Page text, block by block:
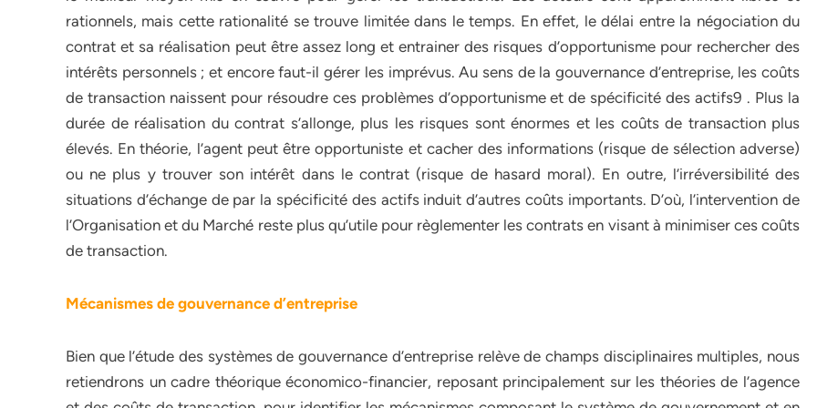
rationnels, mais cette rationalité se trouve limitée dans le temps. En effet, le délai entre la négociation du
contrat et sa réalisation peut être assez long et entrainer des risques d’opportunisme pour rechercher des
intérêts personnels ; et encore faut-il gérer les imprévus. Au sens de la gouvernance d’entreprise, les coûts
de transaction naissent pour résoudre ces problèmes d’opportunisme et de spécificité des actifs9 . Plus la
durée de réalisation du contrat s’allonge, plus les risques sont énormes et les coûts de transaction plus
élevés. En théorie, l’agent peut être opportuniste et cacher des informations (risque de sélection adverse)
ou ne plus y trouver son intérêt dans le contrat (risque de hasard moral). En outre, l’irréversibilité des
situations d’échange de par la spécificité des actifs induit d’autres coûts importants. D’où, l’intervention de
l’Organisation et du Marché reste plus qu’utile pour règlementer les contrats en visant à minimiser ces coûts
de transaction.
Mécanismes de gouvernance d’entreprise
Bien que l’étude des systèmes de gouvernance d’entreprise relève de champs disciplinaires multiples, nous
retiendrons un cadre théorique économico-financier, reposant principalement sur les théories de l’agence